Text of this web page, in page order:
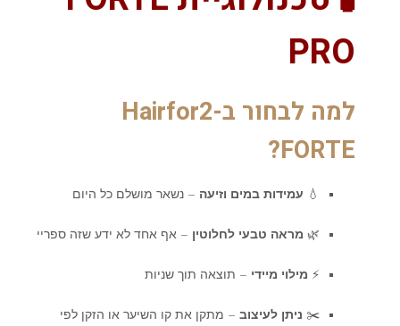
PRO
למה לבחור ב-Hairfor2
FORTE?
💧 עמידות במים וזיעה – נשאר מושלם כל היום
🌿 מראה טבעי לחלוטין – אף אחד לא ידע שזה ספריי
⚡ מילוי מיידי – תוצאה תוך שניות
✂️ ניתן לעיצוב – מתקן את קו השיער או הזקן לפי